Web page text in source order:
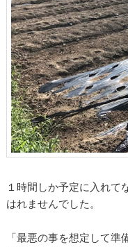
１時間しか予定に入れて
はれませんでした。
「最悪の事を想定して